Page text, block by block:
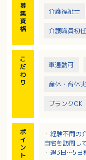
募
集
資
格
介護福祉士
介護職員初
こ
だ
わ
り
車通勤可
産休・育休
ブランクOK
ポ
イ
ン
ト
・経験不問の
自宅を訪問し
・週3日～5日